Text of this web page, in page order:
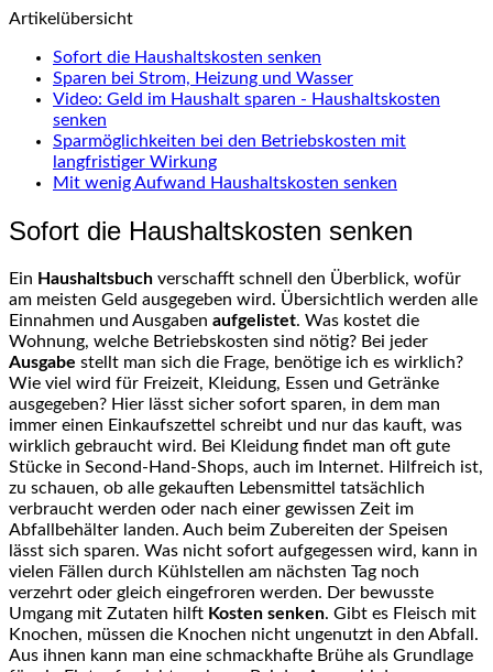
Artikelübersicht
Sofort die Haushaltskosten senken
Sparen bei Strom, Heizung und Wasser
Video: Geld im Haushalt sparen - Haushaltskosten
senken
Sparmöglichkeiten bei den Betriebskosten mit
langfristiger Wirkung
Mit wenig Aufwand Haushaltskosten senken
Sofort die Haushaltskosten senken
Ein Haushaltsbuch verschafft schnell den Überblick, wofür
am meisten Geld ausgegeben wird. Übersichtlich werden alle
Einnahmen und Ausgaben aufgelistet. Was kostet die
Wohnung, welche Betriebskosten sind nötig? Bei jeder
Ausgabe stellt man sich die Frage, benötige ich es wirklich?
Wie viel wird für Freizeit, Kleidung, Essen und Getränke
ausgegeben? Hier lässt sicher sofort sparen, in dem man
immer einen Einkaufszettel schreibt und nur das kauft, was
wirklich gebraucht wird. Bei Kleidung findet man oft gute
Stücke in Second-Hand-Shops, auch im Internet. Hilfreich ist,
zu schauen, ob alle gekauften Lebensmittel tatsächlich
verbraucht werden oder nach einer gewissen Zeit im
Abfallbehälter landen. Auch beim Zubereiten der Speisen
lässt sich sparen. Was nicht sofort aufgegessen wird, kann in
vielen Fällen durch Kühlstellen am nächsten Tag noch
verzehrt oder gleich eingefroren werden. Der bewusste
Umgang mit Zutaten hilft Kosten senken. Gibt es Fleisch mit
Knochen, müssen die Knochen nicht ungenutzt in den Abfall.
Aus ihnen kann man eine schmackhafte Brühe als Grundlage